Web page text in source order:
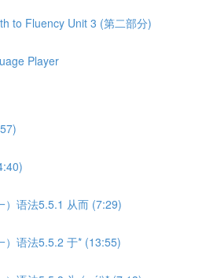
to Fluency Unit 3 (第二部分)
Player
）语法5.5.1 从而 (7:29)
）语法5.5.2 于* (13:55)